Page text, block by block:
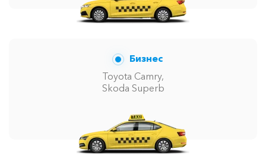
Бизнес
Toyota Camry,
Skoda Superb